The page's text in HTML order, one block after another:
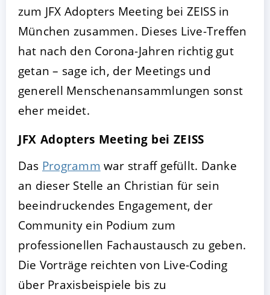
zum JFX Adopters Meeting bei ZEISS in
München zusammen. Dieses Live-Treffen
hat nach den Corona-Jahren richtig gut
getan – sage ich, der Meetings und
generell Menschenansammlungen sonst
eher meidet.
JFX Adopters Meeting bei ZEISS
Das Programm war straff gefüllt. Danke
an dieser Stelle an Christian für sein
beeindruckendes Engagement, der
Community ein Podium zum
professionellen Fachaustausch zu geben.
Die Vorträge reichten von Live-Coding
über Praxisbeispiele bis zu